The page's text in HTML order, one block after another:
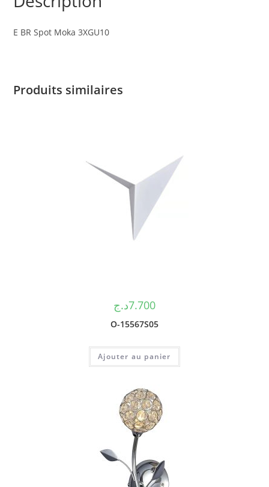
E BR Spot Moka 3XGU10
Produits similaires
7.700د.ج
O-15567S05
Ajouter au panier